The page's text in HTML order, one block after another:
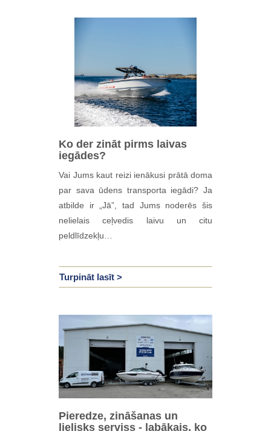
Ko der zināt pirms laivas
iegādes?
Vai Jums kaut reizi ienākusi prātā doma
par sava ūdens transporta iegādi? Ja
atbilde ir „Jā”, tad Jums noderēs šis
nelielais ceļvedis laivu un citu
peldlīdzekļu…
Turpināt lasīt >
Pieredze, zināšanas un
lielisks serviss - labākais, ko